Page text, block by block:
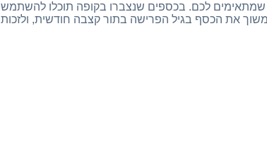
שקלים בשנה לכל אדם (נכון לשנת 2024), בתדירות ובסכום שמתאימים לכם. בכספים שנצברו בקופה תוכלו להשתמש
את הכסף בגיל הפרישה בתור קצבה חודשית, ולזכות